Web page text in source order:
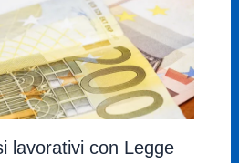
lavorativi con Legge